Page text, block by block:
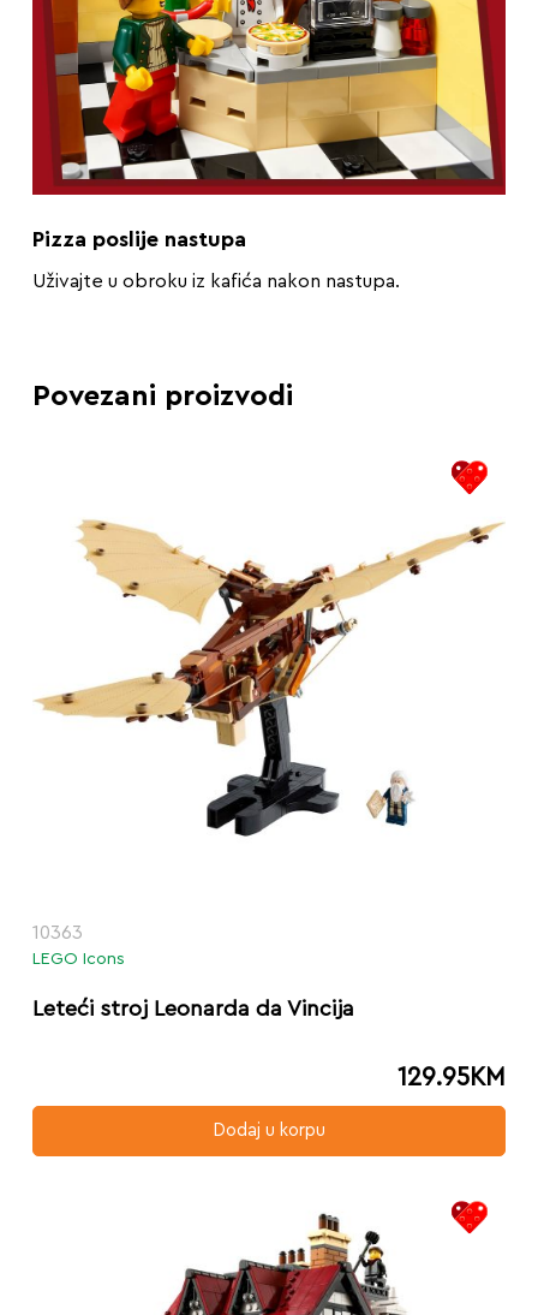
Pizza poslije nastupa
Uživajte u obroku iz kafića nakon nastupa.
Povezani proizvodi
10363
LEGO Icons
Leteći stroj Leonarda da Vincija
129.95KM
Dodaj u korpu